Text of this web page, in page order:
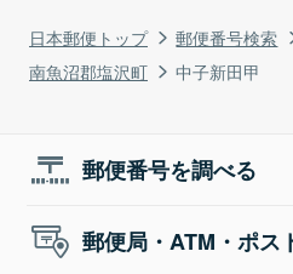
日本郵便トップ 郵便番号検索
南魚沼郡塩沢町
中子新田甲
郵便番号を調べる
郵便局・ATM・ポス